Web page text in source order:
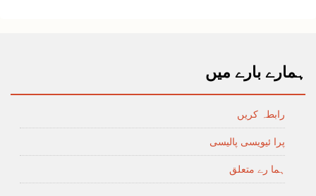
ہمارے بارے میں
رابطہ کریں
پرا ئیویسی پالیسی
ہما رے متعلق